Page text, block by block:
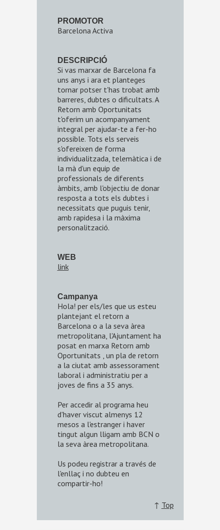
PROMOTOR
Barcelona Activa
DESCRIPCIÓ
Si vas marxar de Barcelona fa
uns anys i ara et planteges
tornar potser t'has trobat amb
barreres, dubtes o dificultats. A
Retorn amb Oportunitats
t'oferim un acompanyament
integral per ajudar-te a fer-ho
possible. Tots els serveis
s'ofereixen de forma
individualitzada, telemàtica i de
la mà d'un equip de
professionals de diferents
àmbits, amb l'objectiu de donar
resposta a tots els dubtes i
necessitats que puguis tenir,
amb rapidesa i la màxima
personalització.
WEB
link
Campanya
Hola! per els/les que us esteu
plantejant el retorn a
Barcelona o a la seva àrea
metropolitana, l'Ajuntament ha
posat en marxa Retorn amb
Oportunitats , un pla de retorn
a la ciutat amb assessorament
laboral i administratiu per a
joves de fins a 35 anys.
Per accedir al programa heu
d'haver viscut almenys 12
mesos a l'estranger i haver
tingut algun lligam amb BCN o
la seva àrea metropolitana.
Us podeu registrar a través de
l'enllaç i no dubteu en
compartir-ho!
↑ Top